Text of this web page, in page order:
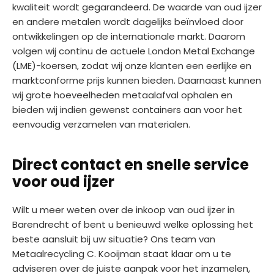
kwaliteit wordt gegarandeerd. De waarde van oud ijzer
en andere metalen wordt dagelijks beïnvloed door
ontwikkelingen op de internationale markt. Daarom
volgen wij continu de actuele London Metal Exchange
(LME)-koersen, zodat wij onze klanten een eerlijke en
marktconforme prijs kunnen bieden. Daarnaast kunnen
wij grote hoeveelheden metaalafval ophalen en
bieden wij indien gewenst containers aan voor het
eenvoudig verzamelen van materialen.
Direct contact en snelle service
voor oud ijzer
Wilt u meer weten over de inkoop van oud ijzer in
Barendrecht of bent u benieuwd welke oplossing het
beste aansluit bij uw situatie? Ons team van
Metaalrecycling C. Kooijman staat klaar om u te
adviseren over de juiste aanpak voor het inzamelen,